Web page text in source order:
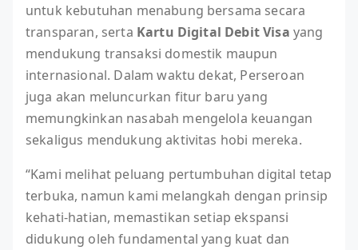
untuk kebutuhan menabung bersama secara
transparan, serta Kartu Digital Debit Visa yang
mendukung transaksi domestik maupun
internasional. Dalam waktu dekat, Perseroan
juga akan meluncurkan fitur baru yang
memungkinkan nasabah mengelola keuangan
sekaligus mendukung aktivitas hobi mereka.
“Kami melihat peluang pertumbuhan digital tetap
terbuka, namun kami melangkah dengan prinsip
kehati-hatian, memastikan setiap ekspansi
didukung oleh fundamental yang kuat dan